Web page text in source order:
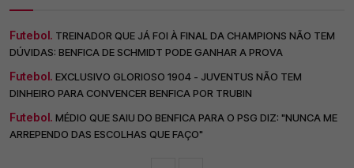
Futebol. TREINADOR QUE JÁ FOI À FINAL DA CHAMPIONS NÃO TEM
DÚVIDAS: BENFICA DE SCHMIDT PODE GANHAR A PROVA
Futebol. EXCLUSIVO GLORIOSO 1904 - JUVENTUS NÃO TEM
DINHEIRO PARA CONVENCER BENFICA POR TRUBIN
Futebol. MÉDIO QUE SAIU DO BENFICA PARA O PSG DIZ: "NUNCA ME
ARREPENDO DAS ESCOLHAS QUE FAÇO"